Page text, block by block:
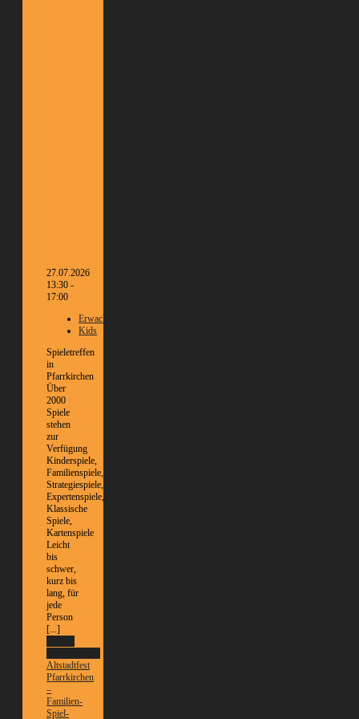
27.07.2026
13:30 -
17:00
Erwachsene
Kids
Spieletreffen
in
Pfarrkirchen
Über
2000
Spiele
stehen
zur
Verfügung
Kinderspiele,
Familienspiele,
Strategiespiele,
Expertenspiele,
Klassische
Spiele,
Kartenspiele
Leicht
bis
schwer,
kurz bis
lang, für
jede
Person
[...]
Altstadtfest
Pfarrkirchen
–
Familien-
Spiel-